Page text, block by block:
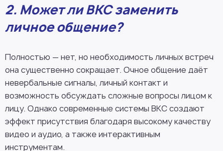
2. Может ли ВКС заменить
личное общение?
Полностью — нет, но необходимость личных встреч
она существенно сокращает. Очное общение даёт
невербальные сигналы, личный контакт и
возможность обсуждать сложные вопросы лицом к
лицу. Однако современные системы ВКС создают
эффект присутствия благодаря высокому качеству
видео и аудио, а также интерактивным
инструментам.